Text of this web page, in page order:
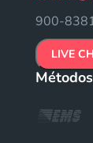
900-
LIVE